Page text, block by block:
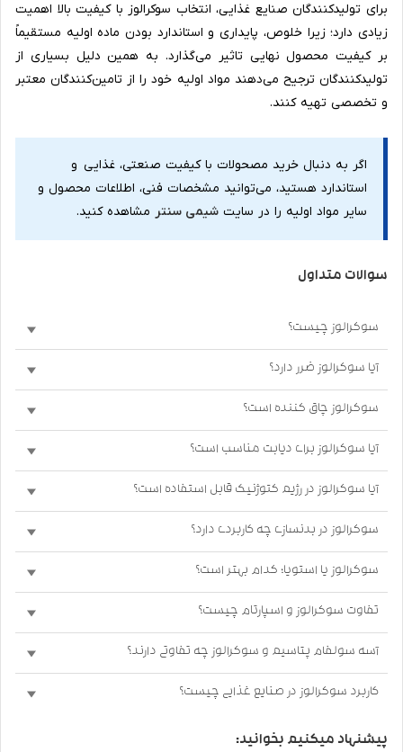
برای تولیدکنندگان صنایع غذایی، انتخاب سوکرالوز با کیفیت بالا اهمیت
زیادی دارد؛ زیرا خلوص، پایداری و استاندارد بودن ماده اولیه مستقیماً
بر کیفیت محصول نهایی تاثیر می‌گذارد. به همین دلیل بسیاری از
تولیدکنندگان ترجیح می‌دهند مواد اولیه خود را از تامین‌کنندگان معتبر
و تخصصی تهیه کنند.
اگر به دنبال خرید مصحولات با کیفیت صنعتی، غذایی و
استاندارد هستید، می‌توانید مشخصات فنی، اطلاعات محصول و
سایر مواد اولیه را در سایت شیمی سنتر مشاهده کنید.
سوالات متداول
سوکرالوز چیست؟
آیا سوکرالوز ضرر دارد؟
سوکرالوز چاق کننده است؟
آیا سوکرالوز برای دیابت مناسب است؟
آیا سوکرالوز در رژیم کتوژنیک قابل استفاده است؟
سوکرالوز در بدنسازی چه کاربردی دارد؟
سوکرالوز یا استویا؛ کدام بهتر است؟
تفاوت سوکرالوز و اسپارتام چیست؟
آسه سولفام پتاسیم و سوکرالوز چه تفاوتی دارند؟
کاربرد سوکرالوز در صنایع غذایی چیست؟
پیشنهاد میکنیم بخوانید: